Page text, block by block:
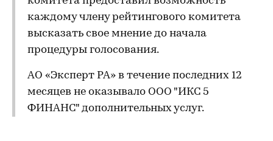
каждому члену рейтингового комитета
высказать свое мнение до начала
процедуры голосования.
АО «Эксперт РА» в течение последних 12
месяцев не оказывало ООО "ИКС 5
ФИНАНС" дополнительных услуг.